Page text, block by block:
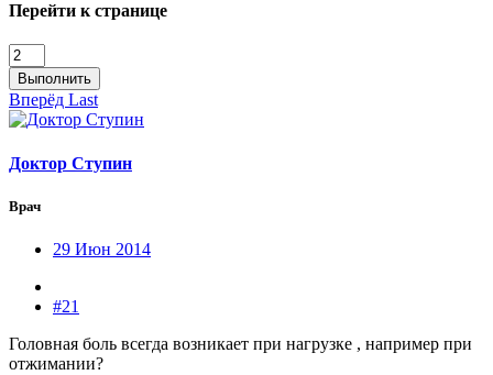
Перейти к странице
Выполнить
Вперёд Last
Доктор Ступин
Врач
29 Июн 2014
#21
Головная боль всегда возникает при нагрузке , например при
отжимании?